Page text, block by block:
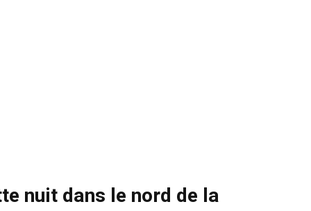
nuit dans le nord de la